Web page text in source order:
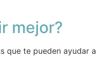
mejor?
que te pueden ayudar a